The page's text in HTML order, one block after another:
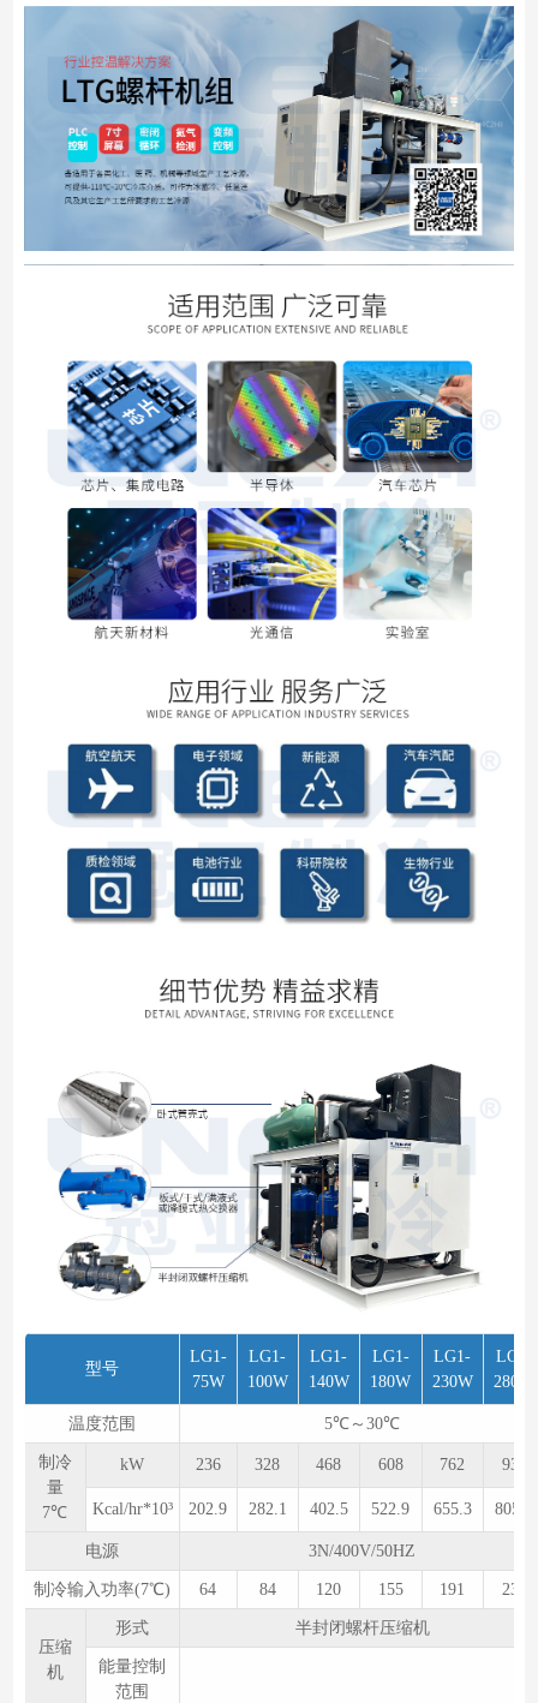
型号
LG1-
75W
LG1-
100W
LG1-
140W
LG1-
180W
LG1-
230W
LG1-
280W
温度范围 5℃～30℃
制冷
量
7℃
kW 236 328 468 608 762 936
Kcal/hr*10³ 202.9 282.1 402.5 522.9 655.3 805.0
电源 3N/400V/50HZ
制冷输入功率(7℃) 64 84 120 155 191 236
压缩
机
形式 半封闭螺杆压缩机
能量控制
范围